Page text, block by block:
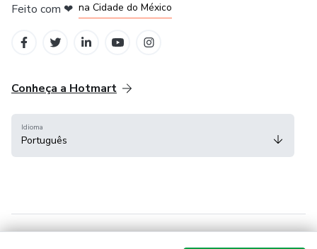
Feito com ❤ na Cidade do México
Conheça a Hotmart
Idioma
Português